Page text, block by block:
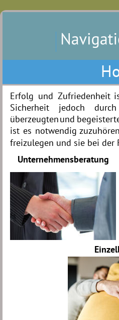
Unternehmensberatung
Erfolg und Zufriedenheit
Sicherheit
jedoch durch
überzeugtenund
ist es notwendig
freizulegen und sie bei der